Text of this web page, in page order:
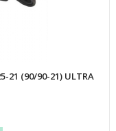
21 (90/90-21) ULTRA